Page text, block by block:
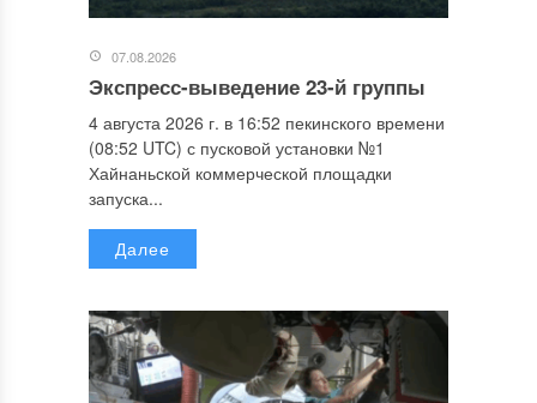
07.08.2026
Экспресс-выведение 23-й группы
4 августа 2026 г. в 16:52 пекинского времени
(08:52 UTC) с пусковой установки №1
Хайнаньской коммерческой площадки
запуска...
Далее